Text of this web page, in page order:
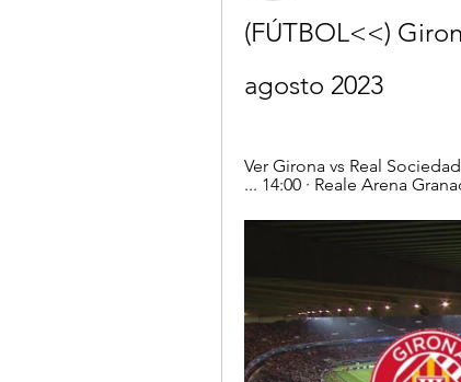
(FÚTBOL<<)
agosto 2023
Ver Girona vs Real
... 14:00 · Reale Arena